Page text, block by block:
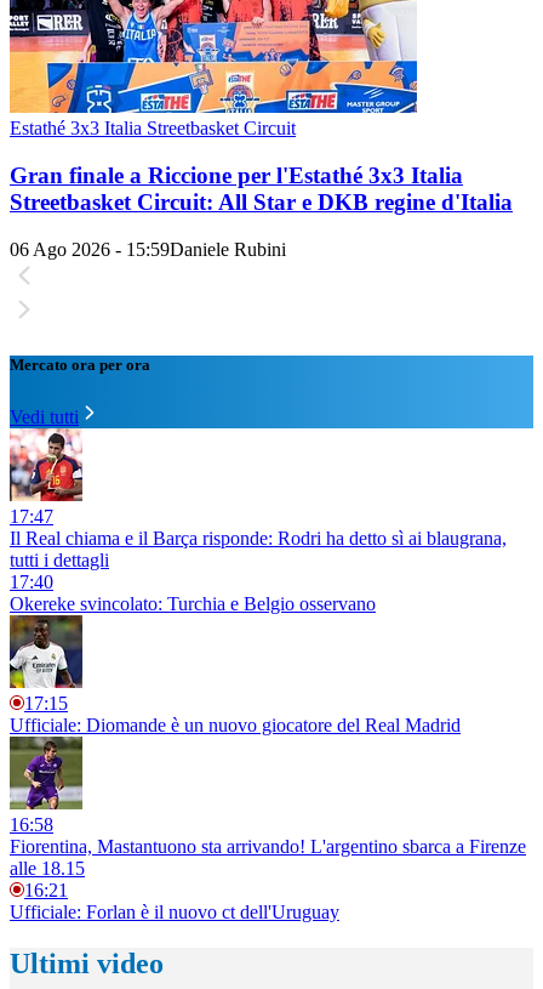
Estathé 3x3 Italia Streetbasket Circuit
Gran finale a Riccione per l'Estathé 3x3 Italia
Streetbasket Circuit: All Star e DKB regine d'Italia
06 Ago 2026 - 15:59Daniele Rubini
Mercato ora per ora
Vedi tutti
17:47
Il Real chiama e il Barça risponde: Rodri ha detto sì ai blaugrana,
tutti i dettagli
17:40
Okereke svincolato: Turchia e Belgio osservano
17:15
Ufficiale: Diomande è un nuovo giocatore del Real Madrid
16:58
Fiorentina, Mastantuono sta arrivando! L'argentino sbarca a Firenze
alle 18.15
16:21
Ufficiale: Forlan è il nuovo ct dell'Uruguay
Ultimi video